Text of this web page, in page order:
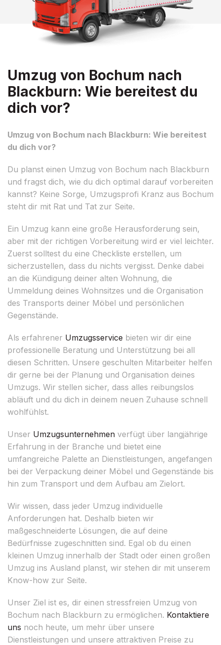
Umzug von Bochum nach
Blackburn: Wie bereitest du
dich vor?
Umzug von Bochum nach Blackburn: Wie bereitest
du dich vor?
Du planst einen Umzug von Bochum nach Blackburn
und fragst dich, wie du dich optimal darauf vorbereiten
kannst? Keine Sorge, Umzugsprofi Kranz aus Bochum
steht dir mit Rat und Tat zur Seite.
Ein Umzug kann eine große Herausforderung sein,
aber mit der richtigen Vorbereitung wird er viel leichter.
Zuerst solltest du eine Checkliste erstellen, um
sicherzustellen, dass du nichts vergisst. Denke dabei
an die Kündigung deiner alten Wohnung, die
Ummeldung deines Wohnsitzes und die Organisation
des Transports deiner Möbel und persönlichen
Gegenstände.
Als erfahrener Umzugsservice bieten wir dir eine
professionelle Beratung und Unterstützung bei all
diesen Schritten. Unsere geschulten Mitarbeiter helfen
dir gerne bei der Planung und Organisation deines
Umzugs. Wir stellen sicher, dass alles reibungslos
abläuft und du dich in deinem neuen Zuhause schnell
wohlfühlst.
Unser Umzugsunternehmen verfügt über langjährige
Erfahrung in der Branche und bietet eine
umfangreiche Palette an Dienstleistungen, angefangen
bei der Verpackung deiner Möbel und Gegenstände bis
hin zum Transport und dem Aufbau am Zielort.
Wir wissen, dass jeder Umzug individuelle
Anforderungen hat. Deshalb bieten wir
maßgeschneiderte Lösungen, die auf deine
Bedürfnisse zugeschnitten sind. Egal ob du einen
kleinen Umzug innerhalb der Stadt oder einen großen
Umzug ins Ausland planst, wir stehen dir mit unserem
Know-how zur Seite.
Unser Ziel ist es, dir einen stressfreien Umzug von
Bochum nach Blackburn zu ermöglichen. Kontaktiere
uns noch heute, um mehr über unsere
Dienstleistungen und unsere attraktiven Preise zu